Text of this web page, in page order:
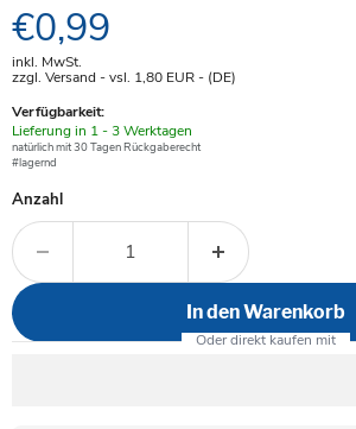
Aktueller Preis
€0,99
inkl. MwSt.
zzgl. Versand - vsl. 1,80 EUR- (DE)
Verfügbarkeit:
Verfügbar
-
Lieferung in 1 - 3 Werktagen
natürlich mit 30 Tagen Rückgaberecht
#lagernd
Anzahl
In den Warenkorb